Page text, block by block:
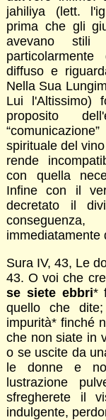
jahiliya (lett.
prima che gli
avevano
diffuso e
Nella Sua
Lui l'Altissimo)
proposito
spirituale del
rende
con quella
Infine con il
decretato il
immediatamente
Sura IV, 43, Le
43. O voi che
se siete ebbri*
quello che
impurità* finché
che non siate in
o se uscite da
le donne e
lustrazione
sfregherete il
indulgente,